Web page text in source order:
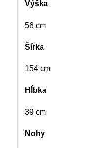
Výška
56 cm
Šírka
154 cm
Hĺbka
39 cm
Nohy